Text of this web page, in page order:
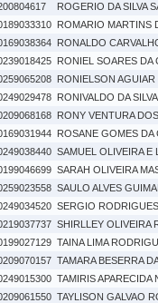
ROGERIO DA SILVA
ROMARIO MARTINS
RONALDO
RONIEL SOARES DA
RONIELSON AGUIAR
RONIVALDO DA
RONY VENTURA
ROSANE GOMES DA
SAMUEL OLIVEIRA E
SARAH OLIVEIRA
SAULO ALVES
SERGIO
SHIRLLEY OLIVEIRA
TAINA LIMA
TAMARA BESERRA
TAMIRIS APARECIDA
TAYLISON GALVAO